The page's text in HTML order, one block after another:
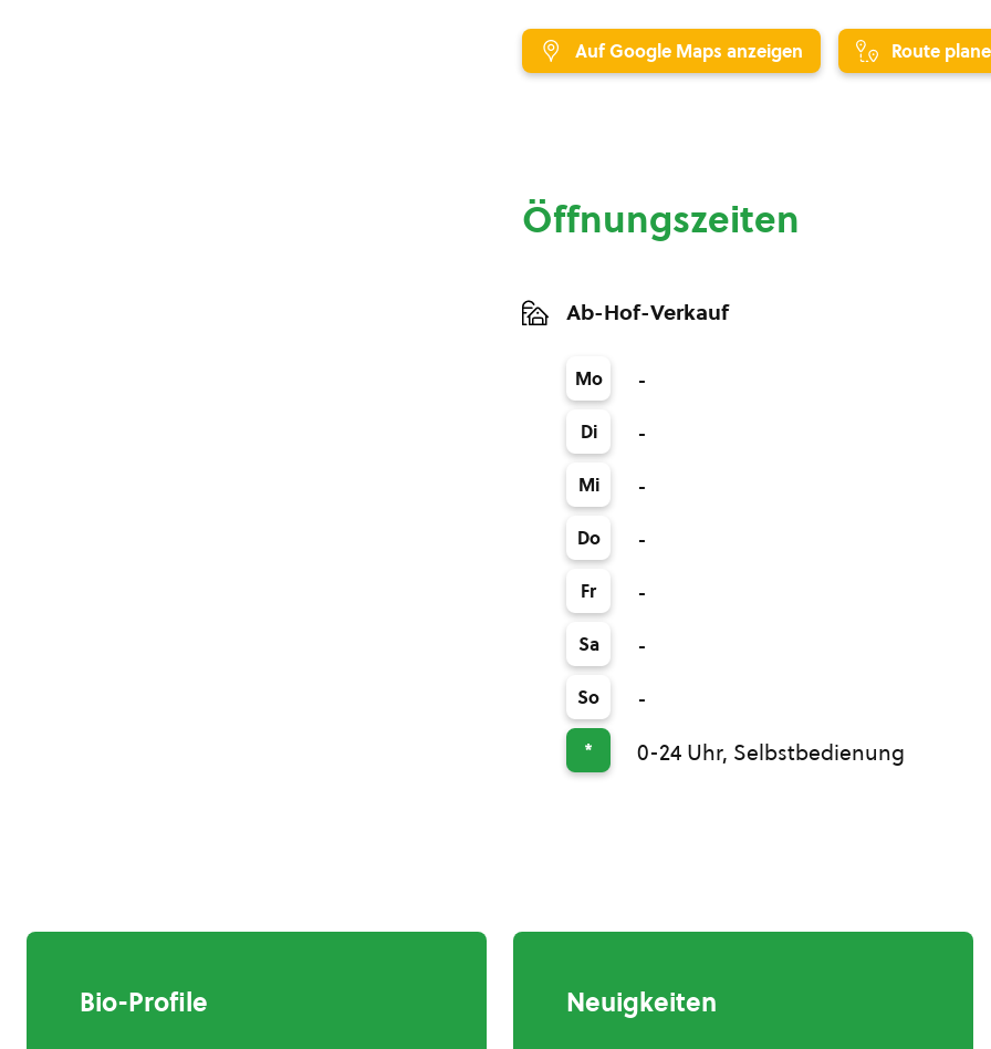
Auf Google Maps anzeigen Route
Öffnungszeiten
Ab-Hof-Verkauf
Mo -
Di -
Mi -
Do -
Fr -
Sa -
So -
* 0-24 Uhr, Selbstbedienung
Bio-Profile Neuigkeiten